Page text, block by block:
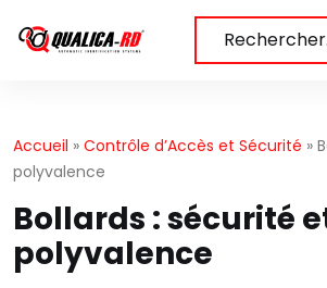
au
Accueil » Contrôle d’Accès et Sécurité »
polyvalence
Bollards : sécurité
polyvalence